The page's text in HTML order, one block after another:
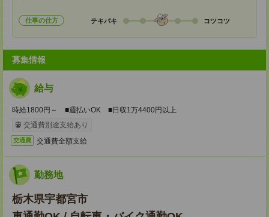
仕事の仕方 テキパキ コツコツ
募集情報
給与
時給1800円～ ■週払いOK ■日収1万4400円以上
交通費別途支給あり
交通費 交通費全額支給
勤務地
栃木県宇都宮市